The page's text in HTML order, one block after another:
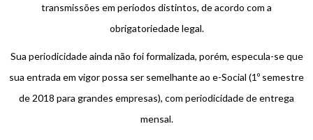
transmissões em períodos distintos, de acordo com a
obrigatoriedade legal.
Sua periodicidade ainda não foi formalizada, porém, especula-se que
sua entrada em vigor possa ser semelhante ao e-Social (1º semestre
de 2018 para grandes empresas), com periodicidade de entrega
mensal.